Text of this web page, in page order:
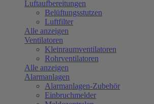
Luftaufbereitungen
Belüftungsstutzen
Luftfilter
Alle anzeigen
Ventilatoren
Kleinraumventilatoren
Rohrventilatoren
Alle anzeigen
Alarmanlagen
Alarmanlagen-Zubehör
Einbruchmelder